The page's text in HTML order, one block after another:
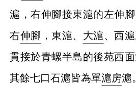
滬，右伸腳接東滬的左伸腳
右伸腳 ，東滬、 大滬、西
貫接於青螺半島的後苑西
其餘七口石滬皆為單滬房滬。